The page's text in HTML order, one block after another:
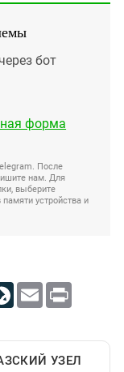
бот
форма
После
нам. Для
выберите
устройства и
LiveJournal
Email Print
УЗЕЛ